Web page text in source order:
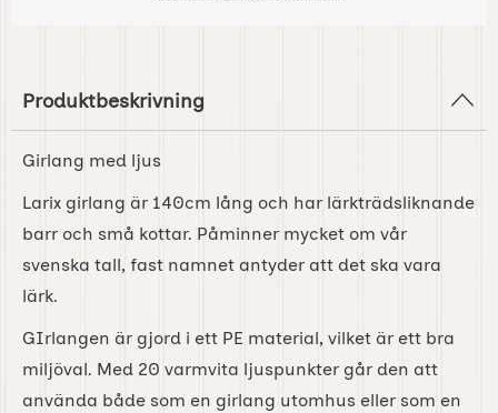
Produktbeskrivning
Girlang med ljus
Larix girlang är 140cm lång och har lärkträdsliknande
barr och små kottar. Påminner mycket om vår
svenska tall, fast namnet antyder att det ska vara
lärk.
GIrlangen är gjord i ett PE material, vilket är ett bra
miljöval. Med 20 varmvita ljuspunkter går den att
använda både som en girlang utomhus eller som en